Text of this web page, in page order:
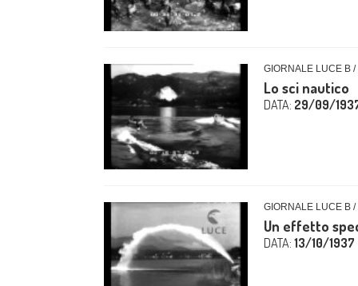
GIORNALE LUCE B /
Lo sci nautico
DATA: 29/09/
GIORNALE LUCE B /
Un effetto
DATA: 13/10/1937